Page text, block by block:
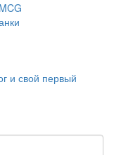
и свой первый